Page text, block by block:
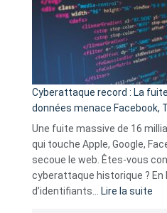
:
Le
Party
pour
vos
goûts
avec
9
amis
Cyberattaque record : La
données menace Facebook,
Une fuite massive de 16
qui touche Apple, Google,
secoue le web. Êtes-vous
cyberattaque historique ? En
d’identifiants… Lire la suite